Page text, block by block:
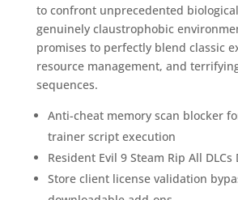
to confront unprecedented
genuinely claustrophobic
promises to perfectly blend classic
resource management, and
sequences.
Anti-cheat memory scan blocker
trainer script execution
Resident Evil 9 Steam Rip All DLCs
Store client license validation